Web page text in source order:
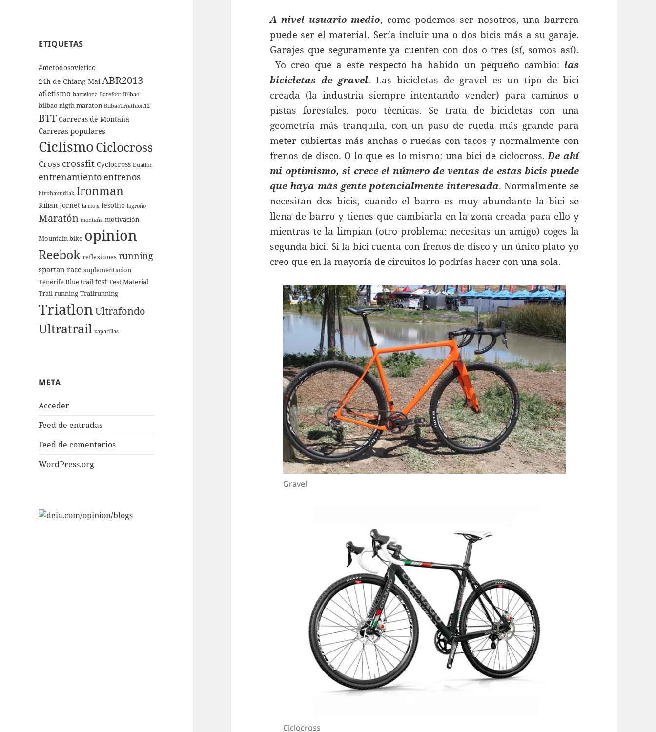
ETIQUETAS
#metodosovietico
24h de Chiang Mai ABR2013
atletismo barcelona Barefoot Bilbao
bilbao nigth maraton BilbaoTriathlon12
BTT Carreras de Montaña
Carreras populares
CiclismoCiclocross
Cross crossfit Cyclocross Duatlon
entrenamiento entrenos
hiruhaundiak Ironman
Kilian Jornet la rioja lesotho logroño
Maratón montaña motivación
Mountain bike opinion
Reebok reflexiones running
spartan race suplementacion
Tenerife Blue trail test Test Material
Trail running Trailrunning
TriatlonUltrafondo
Ultratrail zapatillas
META
Acceder
Feed de entradas
Feed de comentarios
WordPress.org
A nivel usuario medio, como podemos ser nosotros, una barrera
puede ser el material. Sería incluir una o dos bicis más a su garaje.
Garajes que seguramente ya cuenten con dos o tres (sí, somos así).
Yo creo que a este respecto ha habido un pequeño cambio: las
bicicletas de gravel. Las bicicletas de gravel es un tipo de bici
creada (la industria siempre intentando vender) para caminos o
pistas forestales, poco técnicas. Se trata de bicicletas con una
geometría más tranquila, con un paso de rueda más grande para
meter cubiertas más anchas o ruedas con tacos y normalmente con
frenos de disco. O lo que es lo mismo: una bici de ciclocross.De ahí
mi optimismo, si crece el número de ventas de estas bicis puede
que haya más gente potencialmente interesada. Normalmente se
necesitan dos bicis, cuando el barro es muy abundante la bici se
llena de barro y tienes que cambiarla en la zona creada para ello y
mientras te la limpian (otro problema: necesitas un amigo) coges la
segunda bici. Si la bici cuenta con frenos de disco y un único plato yo
creo que en la mayoría de circuitos lo podrías hacer con una sola.
Gravel
Ciclocross